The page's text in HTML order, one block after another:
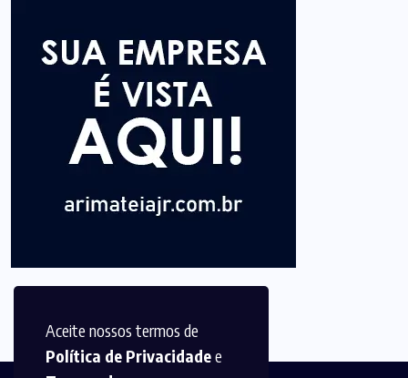
Aceite nossos termos de
Política de Privacidadee